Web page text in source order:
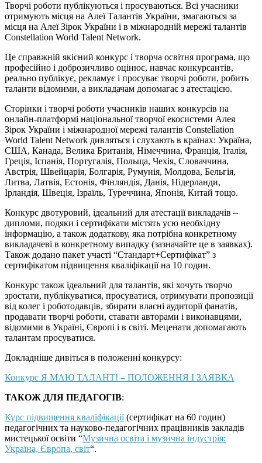
Творчі роботи публікуються і просуваються. Всі учасники
отримують місця на Алеї Талантів України, змагаються за
місця на Алеї Зірок України і в міжнародній мережі талантів
Constellation World Talent Network.
Це справжній якісний конкурс і творча освітня програма, що
професійно і доброзичливо оцінює, навчає конкурсантів,
реально публікує, рекламує і просуває творчі роботи, робить
таланти відомими, а викладачам допомагає з атестацією.
Cторінки і творчі роботи учасників наших конкурсів на
онлайн-платформі національної творчої екосистеми Алея
Зірок України і міжнародної мережі талантів Constellation
World Talent Network дивляться і слухають в країнах: Україна,
США, Канада, Велика Британія, Німеччина, Франція, Італія,
Греція, Іспанія, Португалія, Польща, Чехія, Словаччина,
Австрія, Швейцарія, Болгарія, Румунія, Молдова, Бельгія,
Литва, Латвія, Естонія, Фінляндія, Данія, Нідерланди,
Ірландія, Швеція, Ізраїль, Туреччина, Японія, Китай тощо.
Конкурс двотуровий, ідеальний для атестації викладачів –
дипломи, подяки і сертифікати містять усю необхідну
інформацію, а також додаткову, яка потрібна конкретному
викладачеві в конкретному випадку (зазначайте це в заявках).
Також додано пакет участі “Стандарт+Сертифікат” з
сертифікатом підвищення кваліфікації на 10 годин.
Конкурс також ідеальний для талантів, які хочуть творчо
зростати, публікуватися, просуватися, отримувати пропозиції
від колег і роботодавців, збирати власні аудиторії фанатів,
продавати творчі роботи, ставати авторами і виконавцями,
відомими в Україні, Європі і в світі. Меценати допомагають
талантам просуватися.
Докладніше дивіться в положенні конкурсу:
Конкурс Я МАЮ ТАЛАНТ! – ПОЛОЖЕННЯ І ЗАЯВКА
ТАКОЖ ДЛЯ ПЕДАГОГІВ:
Курс підвищення кваліфікації(сертифікат на 60 годин)
педагогічних та науково-педагогічних працівників закладів
мистецької освіти “Музична освіта і музична індустрія:
Україна, Європа, світ“.